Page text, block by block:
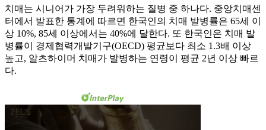
치매는 시니어가 가장 두려워하는 질병 중 하나다. 중앙치매센
터에서 발표한 통계에 따르면 한국인의 치매 발병률은 65세 이
상 10%, 85세 이상에서는 40%에 달한다. 또 한국인은 치매 발
병률이 경제협력개발기구(OECD) 평균보다 최소 1.3배 이상
높고, 알츠하이머 치매가 발병하는 연령이 평균 2년 이상 빠르
다.